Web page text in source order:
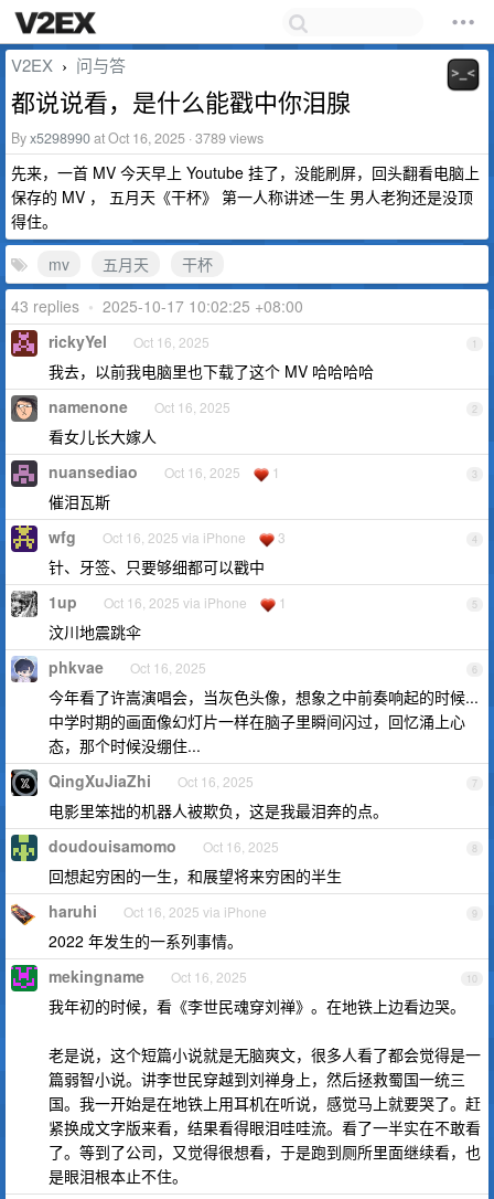
V2EX › 问与答
都说说看，是什么能戳中你泪腺
Byx5298990at Oct 16, 2025 · 3789 views
先来，一首 MV 今天早上 Youtube 挂了，没能刷屏，回头翻看电脑上
保存的 MV ， 五月天《干杯》 第一人称讲述一生 男人老狗还是没顶
得住。
mv
五月天
干杯
43 replies • 2025-10-17 10:02:25 +08:00
1
rickyYel Oct 16, 2025
我去，以前我电脑里也下载了这个 MV 哈哈哈哈
2
namenone Oct 16, 2025
看女儿长大嫁人
3
nuansediao Oct 16, 2025 1
催泪瓦斯
4
wfg Oct 16, 2025 via iPhone 3
针、牙签、只要够细都可以戳中
5
1up Oct 16, 2025 via iPhone 1
汶川地震跳伞
6
phkvae Oct 16, 2025
今年看了许嵩演唱会，当灰色头像，想象之中前奏响起的时候...
中学时期的画面像幻灯片一样在脑子里瞬间闪过，回忆涌上心
态，那个时候没绷住...
7
QingXuJiaZhi Oct 16, 2025
电影里笨拙的机器人被欺负，这是我最泪奔的点。
8
doudouisamomo Oct 16, 2025
回想起穷困的一生，和展望将来穷困的半生
9
haruhi Oct 16, 2025 via iPhone
2022 年发生的一系列事情。
10
mekingname Oct 16, 2025
我年初的时候，看《李世民魂穿刘禅》。在地铁上边看边哭。
老是说，这个短篇小说就是无脑爽文，很多人看了都会觉得是一
篇弱智小说。讲李世民穿越到刘禅身上，然后拯救蜀国一统三
国。我一开始是在地铁上用耳机在听说，感觉马上就要哭了。赶
紧换成文字版来看，结果看得眼泪哇哇流。看了一半实在不敢看
了。等到了公司，又觉得很想看，于是跑到厕所里面继续看，也
是眼泪根本止不住。